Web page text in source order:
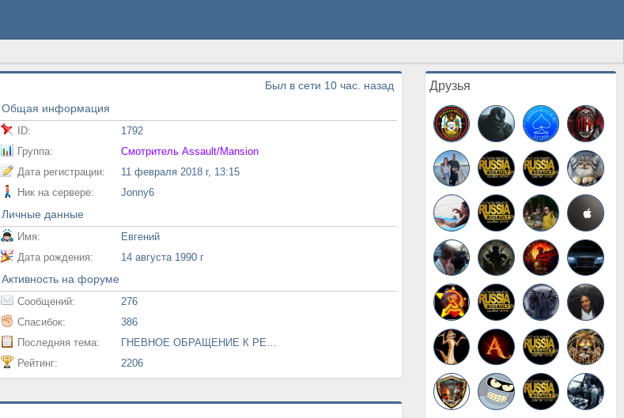
Был в сети 10 час. назад
Общая информация
ID:
1792
Группа:
Смотритель Assault/Mansion
Дата регистрации:
11 февраля 2018 г, 13:15
Ник на сервере:
Jonny6
Личные данные
Имя:
Евгений
Дата рождения:
14 августа 1990 г
Активность на форуме
Сообщений:
276
Спасибок:
386
Последняя тема:
ГНЕВНОЕ ОБРАЩЕНИЕ К РЕФЛЕКСУ
Рейтинг:
2206
Друзья